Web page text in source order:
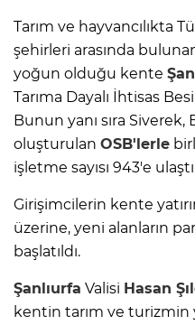
Tarım ve hayvancılıkta
şehirleri arasında
yoğun olduğu kente
Tarıma Dayalı İhtisas
Bunun yanı sıra
oluşturulan OSB'lerle
işletme sayısı 943'e
Girişimcilerin kente
üzerine, yeni alanların
başlatıldı.
Şanlıurfa Valisi Hasan
kentin tarım ve turizmin